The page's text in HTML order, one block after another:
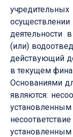
деятельности
(или)
действующий
в текущем
Основаниями
являются: